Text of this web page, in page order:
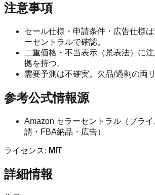
注意事項
セール仕様・申請条件・広告仕様
ーセントラルで確認。
二重価格・不当表示（景表法）に
拠を持つ。
需要予測は不確実。欠品/過剰の両
参考公式情報源
Amazon セラーセントラル（プラ
請・FBA納品・広告）
ライセンス: MIT
詳細情報